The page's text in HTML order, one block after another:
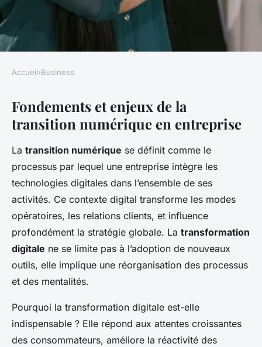
Quelles sont les clés pour
réussir une transition
numérique dans votre
entreprise ?
Sacha •24 juillet 2025 3 min de lecture
Accueil›Business
Fondements et enjeux de la
transition numérique en entreprise
La transition numérique se définit comme le
processus par lequel une entreprise intègre les
technologies digitales dans l’ensemble de ses
activités. Ce contexte digital transforme les modes
opératoires, les relations clients, et influence
profondément la stratégie globale. La transformation
digitale ne se limite pas à l’adoption de nouveaux
outils, elle implique une réorganisation des processus
et des mentalités.
Pourquoi la transformation digitale est-elle
indispensable ? Elle répond aux attentes croissantes
des consommateurs, améliore la réactivité des